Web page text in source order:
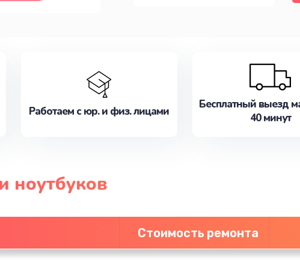
Работаем с юр. и физ. лицами
Бесплатный выезд
40 минут
ноутбуков
Стоимость ремонта